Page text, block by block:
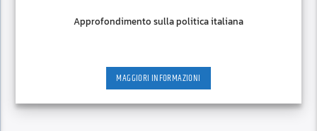
Approfondimento sulla politica italiana
MAGGIORI INFORMAZIONI